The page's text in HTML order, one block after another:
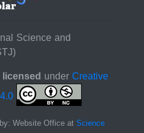
Science and
licensed underCreative
Website Office atScience